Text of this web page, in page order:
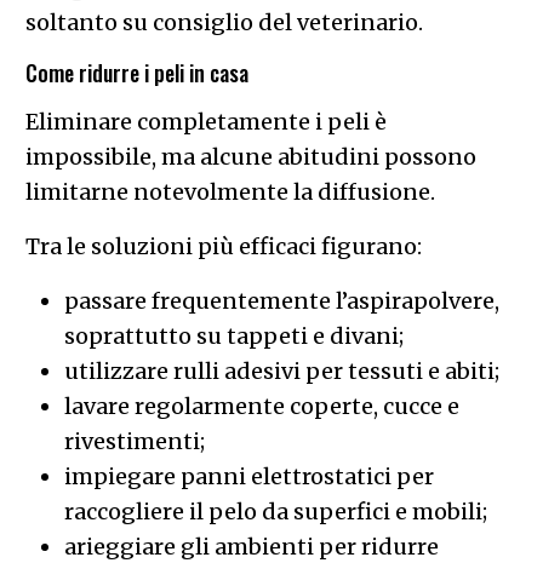
soltanto su consiglio del veterinario.
Come ridurre i peli in casa
Eliminare completamente i peli è
impossibile, ma alcune abitudini possono
limitarne notevolmente la diffusione.
Tra le soluzioni più efficaci figurano:
passare frequentemente l’aspirapolvere,
soprattutto su tappeti e divani;
utilizzare rulli adesivi per tessuti e abiti;
lavare regolarmente coperte, cucce e
rivestimenti;
impiegare panni elettrostatici per
raccogliere il pelo da superfici e mobili;
arieggiare gli ambienti per ridurre